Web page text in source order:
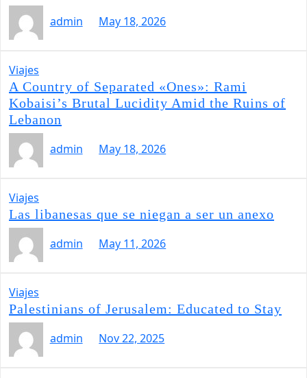
admin
May 18, 2026
Viajes
A Country of Separated «Ones»: Rami
Kobaisi’s Brutal Lucidity Amid the Ruins of
Lebanon
admin
May 18, 2026
Viajes
Las libanesas que se niegan a ser un anexo
admin
May 11, 2026
Viajes
Palestinians of Jerusalem: Educated to Stay
admin
Nov 22, 2025